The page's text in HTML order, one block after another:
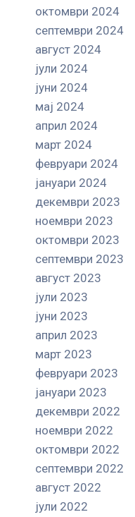
октомври 2024
септември 2024
август 2024
јули 2024
јуни 2024
мај 2024
април 2024
март 2024
февруари 2024
јануари 2024
декември 2023
ноември 2023
октомври 2023
септември 2023
август 2023
јули 2023
јуни 2023
април 2023
март 2023
февруари 2023
јануари 2023
декември 2022
ноември 2022
октомври 2022
септември 2022
август 2022
јули 2022